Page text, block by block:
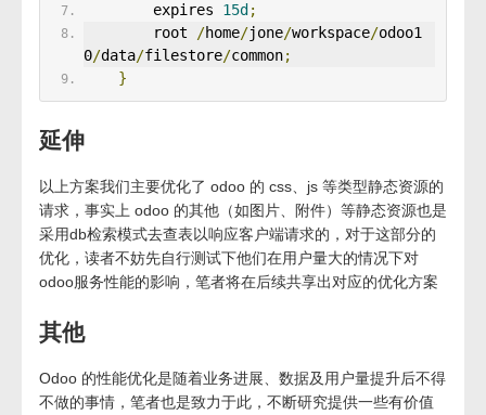
        expires
15d ;
        root
/home/jone/workspace/odoo1
0/data/filestore/common;
}
延伸
以上方案我们主要优化了 odoo 的 css、js 等类型静态资源的
请求，事实上 odoo 的其他（如图片、附件）等静态资源也是
采用db检索模式去查表以响应客户端请求的，对于这部分的
优化，读者不妨先自行测试下他们在用户量大的情况下对
odoo服务性能的影响，笔者将在后续共享出对应的优化方案
其他
Odoo 的性能优化是随着业务进展、数据及用户量提升后不得
不做的事情，笔者也是致力于此，不断研究提供一些有价值